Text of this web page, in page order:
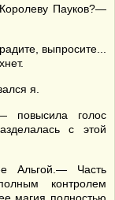
Пауков?—
выпросите...
я.
голос
с этой
Часть
контролем